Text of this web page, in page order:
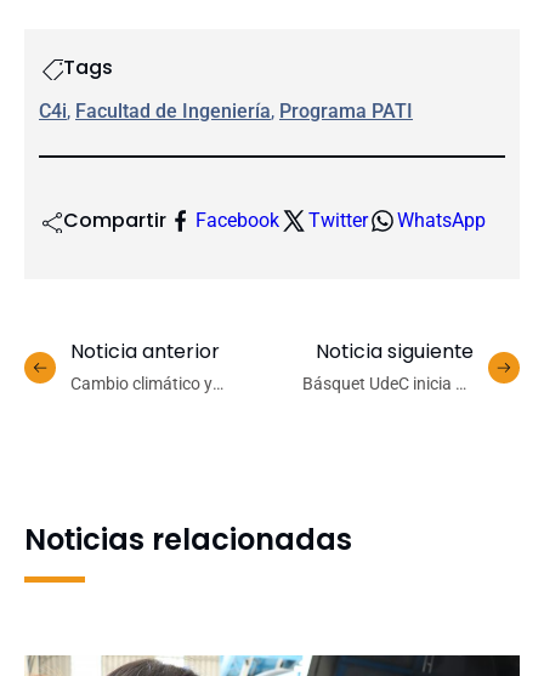
Tags
C4i, Facultad de Ingeniería, Programa PATI
Compartir Facebook Twitter WhatsApp
Noticia anterior
Cambio climático y
Noticia siguiente
Básquet UdeC inicia en
Noticias relacionadas